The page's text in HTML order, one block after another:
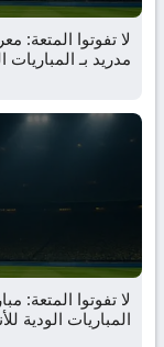
لا تفوتوا المتعة:
مدريد بـ المباريات
لا تفوتوا المتعة:
المباريات الودية